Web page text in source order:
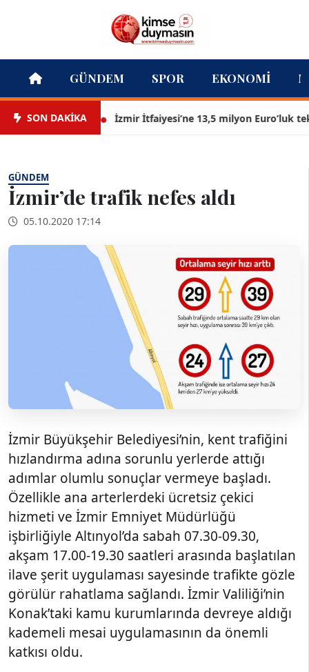
GÜNDEM SPOR EKONOMI
SON DAKİKA İzmir İtfaiyesi’ne 13,5 milyon Euro’luk
GÜNDEM
İzmir’de trafik nefes aldı
05.10.2020 17:14
İzmir Büyükşehir Belediyesi’nin, kent trafiğini
hızlandırma adına sorunlu yerlerde attığı
adımlar olumlu sonuçlar vermeye başladı.
Özellikle ana arterlerdeki ücretsiz çekici
hizmeti ve İzmir Emniyet Müdürlüğü
işbirliğiyle Altınyol’da sabah 07.30-09.30,
akşam 17.00-19.30 saatleri arasında başlatılan
ilave şerit uygulaması sayesinde trafikte gözle
görülür rahatlama sağlandı. İzmir Valiliği’nin
Konak’taki kamu kurumlarında devreye aldığı
kademeli mesai uygulamasının da önemli
katkısı oldu.